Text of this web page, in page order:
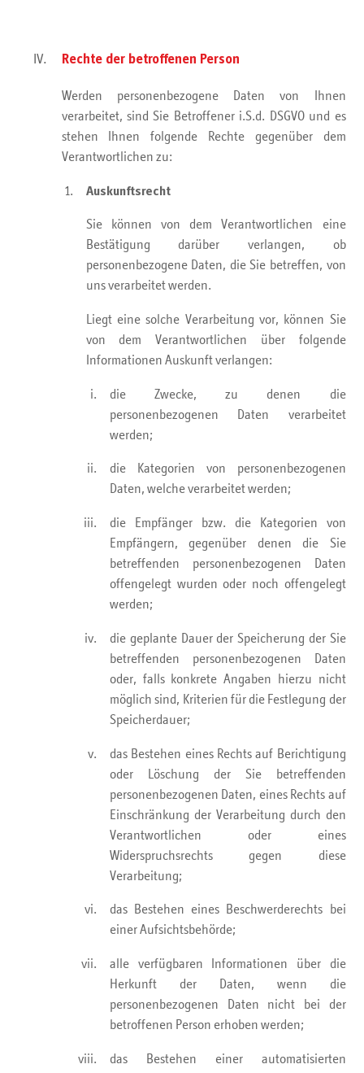
Rechte der betroffenen Person
Werden personenbezogene Daten von Ihnen
verarbeitet, sind Sie Betroffener i.S.d. DSGVO und es
stehen Ihnen folgende Rechte gegenüber dem
Verantwortlichen zu:
Auskunftsrecht
Sie können von dem Verantwortlichen eine
Bestätigung darüber verlangen, ob
personenbezogene Daten, die Sie betreffen, von
uns verarbeitet werden.
Liegt eine solche Verarbeitung vor, können Sie
von dem Verantwortlichen über folgende
Informationen Auskunft verlangen:
die Zwecke, zu denen die
personenbezogenen Daten verarbeitet
werden;
die Kategorien von personenbezogenen
Daten, welche verarbeitet werden;
die Empfänger bzw. die Kategorien von
Empfängern, gegenüber denen die Sie
betreffenden personenbezogenen Daten
offengelegt wurden oder noch offengelegt
werden;
die geplante Dauer der Speicherung der Sie
betreffenden personenbezogenen Daten
oder, falls konkrete Angaben hierzu nicht
möglich sind, Kriterien für die Festlegung der
Speicherdauer;
das Bestehen eines Rechts auf Berichtigung
oder Löschung der Sie betreffenden
personenbezogenen Daten, eines Rechts auf
Einschränkung der Verarbeitung durch den
Verantwortlichen oder eines
Widerspruchsrechts gegen diese
Verarbeitung;
das Bestehen eines Beschwerderechts bei
einer Aufsichtsbehörde;
alle verfügbaren Informationen über die
Herkunft der Daten, wenn die
personenbezogenen Daten nicht bei der
betroffenen Person erhoben werden;
das Bestehen einer automatisierten